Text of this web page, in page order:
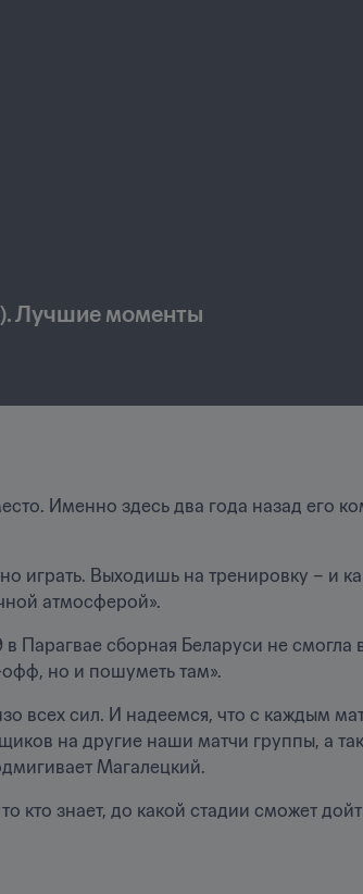
Лучшие моменты
Именно здесь два года назад его
играть. Выходишь на тренировку – и
атмосферой».
сборная Беларуси не смогла
офф, но и пошуметь там».
всех сил. И надеемся, что с каждым
на другие наши матчи группы, а
Магалецкий.
кто знает, до какой стадии сможет